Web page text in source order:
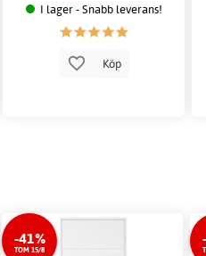
I lager - Snabb leverans!
Köp
-41%
TOM 15/8